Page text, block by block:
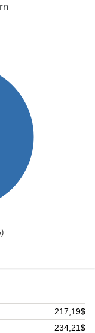
217,19$
234,21$